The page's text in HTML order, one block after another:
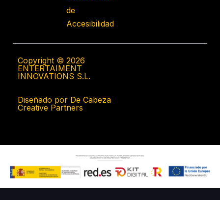
de
Accesibilidad
Copyright © 2026
ENTERTAIMENT
INNOVATIONS S.L.
Diseñado por De Cabeza
Creative Partners